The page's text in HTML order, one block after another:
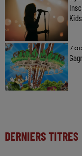
7
DERNIERS TITRES